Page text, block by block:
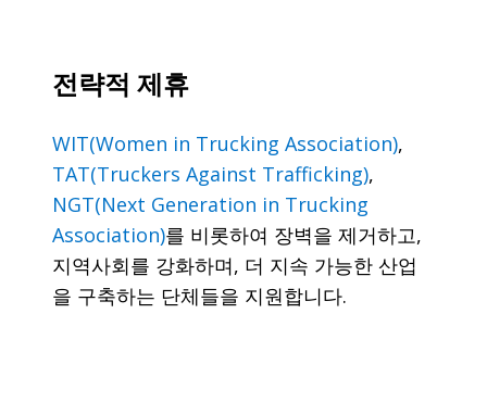
전략적 제휴
WIT(Women in Trucking Association),
TAT(Truckers Against Trafficking),
NGT(Next Generation in Trucking
Association)를 비롯하여 장벽을 제거하고,
지역사회를 강화하며, 더 지속 가능한 산업
을 구축하는 단체들을 지원합니다.